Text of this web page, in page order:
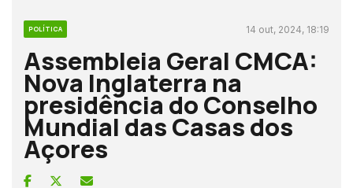
POLÍTICA 14 out, 2024, 18:19
Assembleia Geral CMCA:
Nova Inglaterra na
presidência do Conselho
Mundial das Casas dos
Açores